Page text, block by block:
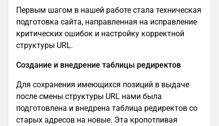
Первым шагом в нашей работе стала техническая
подготовка сайта, направленная на исправление
критических ошибок и настройку корректной
структуры URL.
Создание и внедрение таблицы редиректов
Для сохранения имеющихся позиций в выдаче
после смены структуры URL нами была
подготовлена и внедрена таблица редиректов со
старых адресов на новые. Эта кропотливая